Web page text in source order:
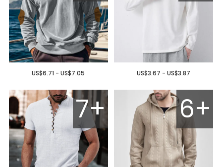
US$3.67 - US$3.87
US$6.71 - US$7.05
6+
7+